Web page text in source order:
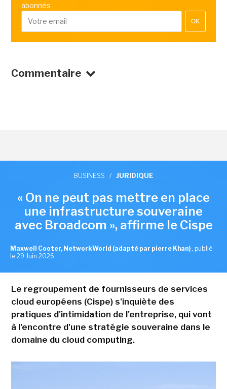
abonnés
OK
Commentaire
BUSINESS / JURIDIQUE
« On ne peut pas mettre en place
une infrastructure souveraine
avec Broadcom », affirme le Cispe
Maxwell Cooter, NetworkWorld (adapté par pierre Khan) , publié
le 29 Juin 2026
Le regroupement de fournisseurs de services
cloud européens (Cispe) s'inquiète des
pratiques d'intimidation de l'entreprise, qui vont
à l'encontre d'une stratégie souveraine dans le
domaine du cloud computing.